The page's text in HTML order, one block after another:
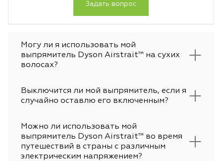
Задать вопрос
Могу ли я использовать мой
выпрямитель Dyson Airstrait™ на сухих
волосах?
Выключится ли мой выпрямитель, если я
случайно оставлю его включенным?
Можно ли использовать мой
выпрямитель Dyson Airstrait™ во время
путешествий в страны с различным
электрическим напряжением?